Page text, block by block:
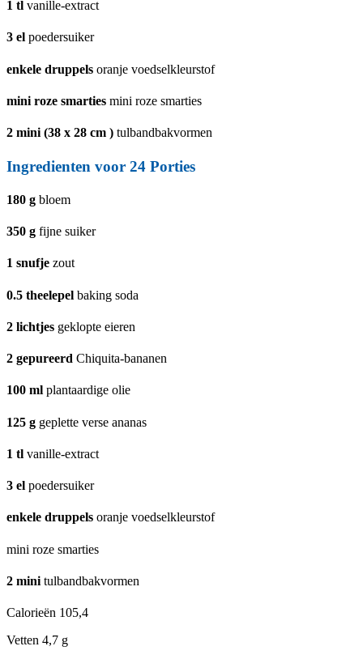
1 tl vanille-extract
3 el poedersuiker
enkele druppels oranje voedselkleurstof
mini roze smarties mini roze smarties
2 mini (38 x 28 cm ) tulbandbakvormen
Ingredienten voor 24 Porties
180 g bloem
350 g fijne suiker
1 snufje zout
0.5 theelepel baking soda
2 lichtjes geklopte eieren
2 gepureerd Chiquita-bananen
100 ml plantaardige olie
125 g geplette verse ananas
1 tl vanille-extract
3 el poedersuiker
enkele druppels oranje voedselkleurstof
mini roze smarties
2 mini tulbandbakvormen
Calorieën 105,4
Vetten 4,7 g